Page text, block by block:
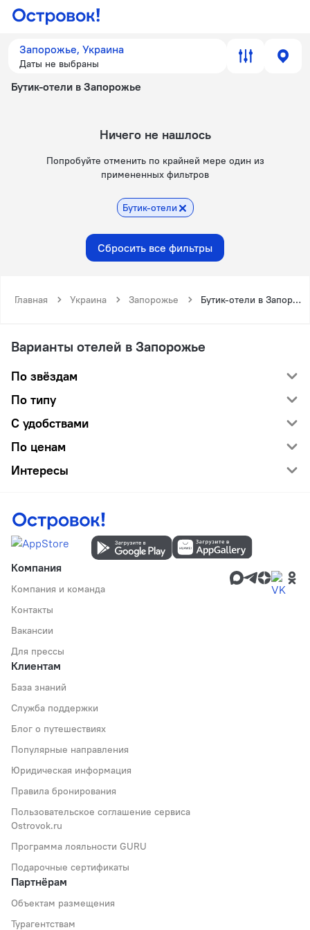
Запорожье, Украина
Даты не выбраны
Бутик-отели в Запорожье
Ничего не нашлось
Попробуйте отменить по крайней мере один из
примененных фильтров
Бутик-отели
Сбросить все фильтры
Главная Украина Запорожье Бутик-отели в Запорожье
Варианты отелей в Запорожье
По звёздам
По типу
С удобствами
По ценам
Интересы
Компания
Компания и команда
Контакты
Вакансии
Для прессы
Клиентам
База знаний
Служба поддержки
Блог о путешествиях
Популярные направления
Юридическая информация
Правила бронирования
Пользовательское соглашение сервиса
Ostrovok.ru
Программа лояльности GURU
Подарочные сертификаты
Партнёрам
Объектам размещения
Турагентствам